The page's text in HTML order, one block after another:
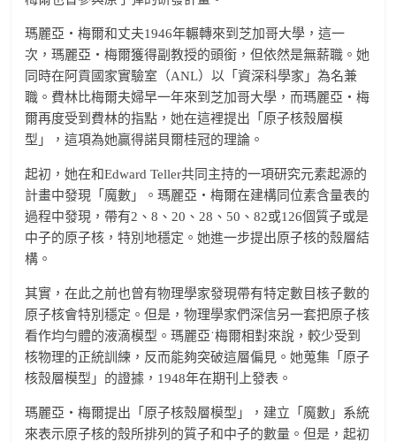
瑪麗亞‧梅爾和丈夫1946年輾轉來到芝加哥大學，這一
次，瑪麗亞‧梅爾獲得副教授的頭銜，但依然是無薪職。她
同時在阿貢國家實驗室（ANL）以「資深科學家」為名兼
職。費林比梅爾夫婦早一年來到芝加哥大學，而瑪麗亞‧梅
爾再度受到費林的指點，她在這裡提出「原子核殼層模
型」，這項為她贏得諾貝爾桂冠的理論。
起初，她在和Edward Teller共同主持的一項研究元素起源的
計畫中發現「魔數」。瑪麗亞‧梅爾在建構同位素含量表的
過程中發現，帶有2、8、20、28、50、82或126個質子或是
中子的原子核，特別地穩定。她進一步提出原子核的殼層結
構。
其實，在此之前也曾有物理學家發現帶有特定數目核子數的
原子核會特別穩定。但是，物理學家們深信另一套把原子核
看作均勻體的液滴模型。瑪麗亞˙梅爾相對來說，較少受到
核物理的正統訓練，反而能夠突破這層偏見。她蒐集「原子
核殼層模型」的證據，1948年在期刊上發表。
瑪麗亞‧梅爾提出「原子核殼層模型」，建立「魔數」系統
來表示原子核的殼所排列的質子和中子的數量。但是，起初